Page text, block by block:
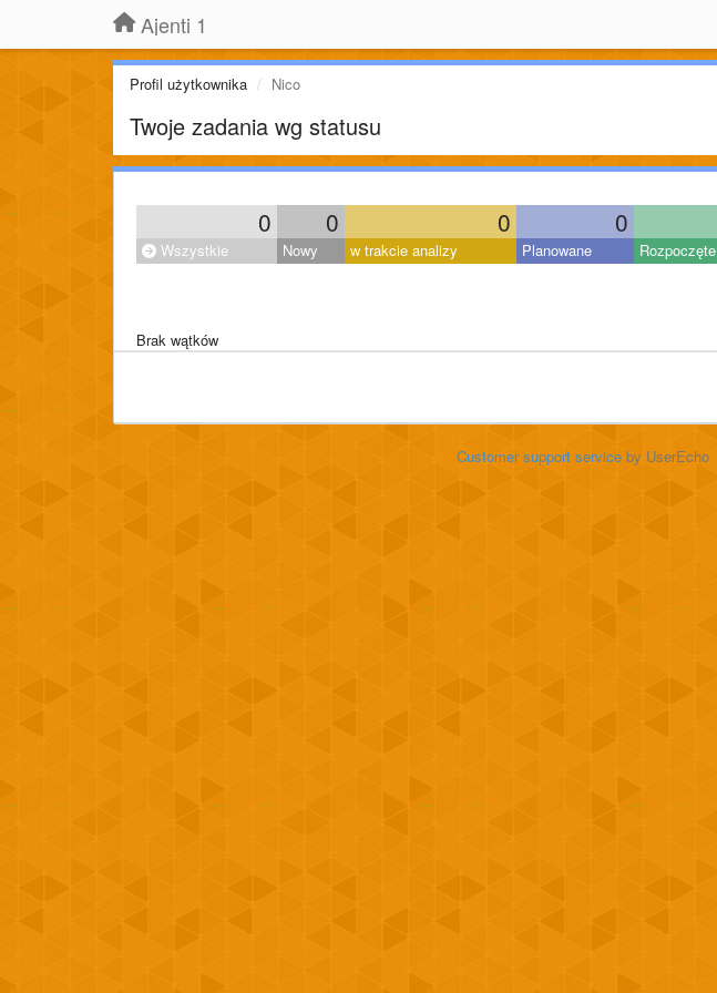
Ajenti 1
Profil użytkownika Nico
Twoje zadania wg statusu
0 0 0 0
Wszystkie Nowy w trakcie analizy Planowane Rozpoczęte
Brak wątków
Customer support serviceby UserEcho